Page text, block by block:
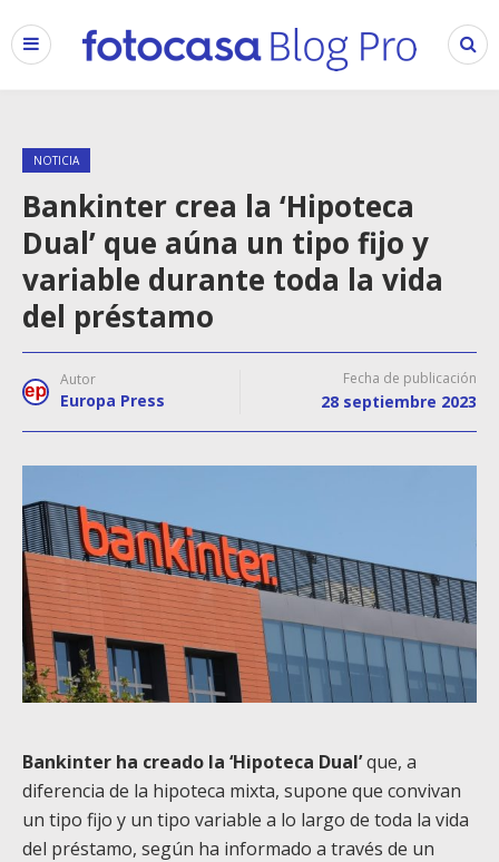
NOTICIA
Bankinter crea la ‘Hipoteca
Dual’ que aúna un tipo fijo y
variable durante toda la vida
del préstamo
Autor
Europa Press
Fecha de publicación
28 septiembre 2023
Bankinter ha creado la ‘Hipoteca Dual’que, a
diferencia de la hipoteca mixta, supone que convivan
un tipo fijo y un tipo variable a lo largo de toda la vida
del préstamo, según ha informado a través de un